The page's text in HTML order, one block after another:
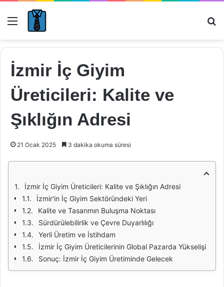
Menü
İzmir İç Giyim
Üreticileri: Kalite ve
Şıklığın Adresi
21 Ocak 2025 3 dakika okuma süresi
İzmir İç Giyim Üreticileri: Kalite ve Şıklığın Adresi
İzmir'in İç Giyim Sektöründeki Yeri
Kalite ve Tasarımın Buluşma Noktası
Sürdürülebilirlik ve Çevre Duyarlılığı
Yerli Üretim ve İstihdam
İzmir İç Giyim Üreticilerinin Global Pazarda Yükselişi
Sonuç: İzmir İç Giyim Üretiminde Gelecek